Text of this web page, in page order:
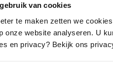
van cookies
te maken zetten we
onze website analyseren. U
en privacy? Bekijk ons